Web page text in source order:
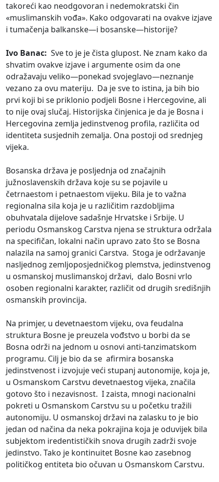
takoreći kao neodgovoran i nedemokratski čin
«muslimanskih vođa». Kako odgovarati na ovakve izjave
i tumačenja balkanske—i bosanske—historije?
Ivo Banac: Sve to je je čista glupost. Ne znam kako da
shvatim ovakve izjave i argumente osim da one
odražavaju veliko—ponekad svojeglavo—neznanje
vezano za ovu materiju. Da je sve to istina, ja bih bio
prvi koji bi se priklonio podjeli Bosne i Hercegovine, ali
to nije ovaj slučaj. Historijska činjenica je da je Bosna i
Hercegovina zemlja jedinstvenog profila, različita od
identiteta susjednih zemalja. Ona postoji od srednjeg
vijeka.
Bosanska država je posljednja od značajnih
južnoslavenskih država koje su se pojavile u
četrnaestom i petnaestom vijeku. Bila je to važna
regionalna sila koja je u različitim razdobljima
obuhvatala dijelove sadašnje Hrvatske i Srbije. U
periodu Osmanskog Carstva njena se struktura održala
na specifičan, lokalni način upravo zato što se Bosna
nalazila na samoj granici Carstva. Stoga je održavanje
nasljednog zemljoposjedničkog plemstva, jedinstvenog
u osmanskoj muslimanskoj državi, dalo Bosni vrlo
osoben regionalni karakter, različit od drugih središnjih
osmanskih provincija.
Na primjer, u devetnaestom vijeku, ova feudalna
struktura Bosne je preuzela vođstvo u borbi da se
Bosna održi na jednom u osnovi anti-tanzimatskom
programu. Cilj je bio da se afirmira bosanska
jedinstvenost i izvojuje veći stupanj autonomije, koja je,
u Osmanskom Carstvu devetnaestog vijeka, značila
gotovo što i nezavisnost. I zaista, mnogi nacionalni
pokreti u Osmanskom Carstvu su u početku tražili
autonomiju. U osmanskoj državi na zalasku to je bio
jedan od načina da neka pokrajina koja je oduvijek bila
subjektom iredentističkih snova drugih zadrži svoje
jedinstvo. Tako je kontinuitet Bosne kao zasebnog
političkog entiteta bio očuvan u Osmanskom Carstvu.